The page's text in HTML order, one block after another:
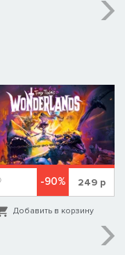
-90% 249р
Добавить в корзину